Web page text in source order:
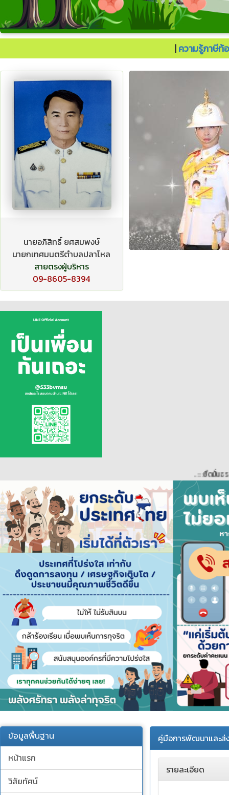
|ความรู้ภาษีท้
นายอภิสิทธิ์ ยศสมพงษ์
นายกเทศมนตรีตำบลปลาโหล
สายตรงผู้บริหาร
09-8605-8394
ประเทศไทยต้องไปต่อ.
..::::ยึดมั่นธรรมาภิบ
ข้อมูลพื้นฐาน
หน้าแรก
วิสัยทัศน์
คู่มือการพัฒนาและส่
รายละเอียด